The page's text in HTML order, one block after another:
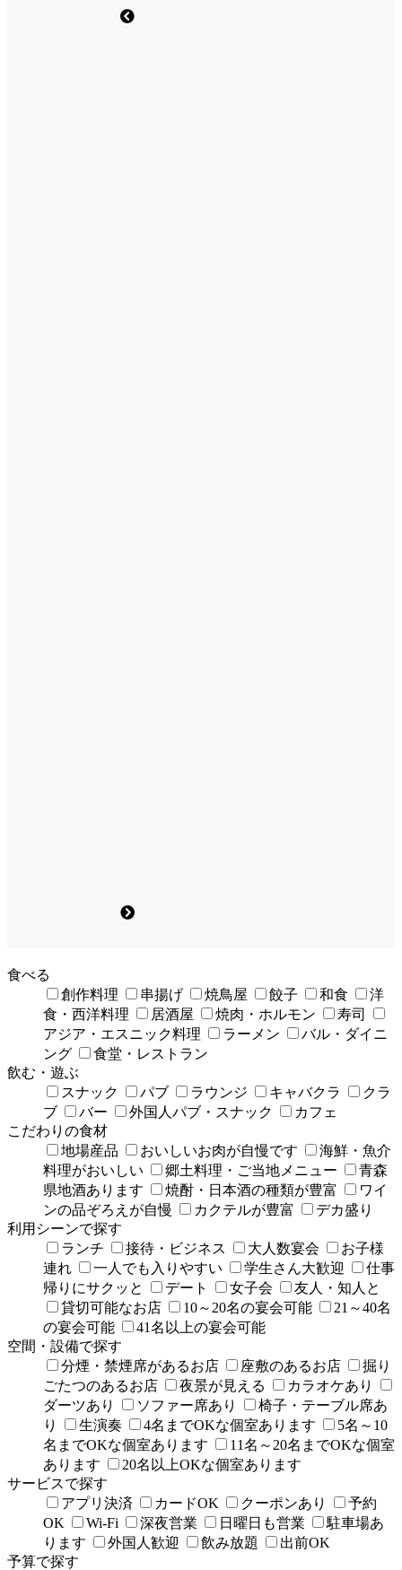
食べる
創作料理
串揚げ 焼鳥屋 餃子 和食
洋
食・西洋料理
居酒屋 焼肉・ホルモン
寿司
アジア・エスニック料理
ラーメン
バル・ダイニ
ング
食堂・レストラン
飲む・遊ぶ
スナック
パブ ラウンジ キャバクラ
クラ
ブ
バー 外国人パブ・スナック
カフェ
こだわりの食材
地場産品
おいしいお肉が自慢です
海鮮・魚介
料理がおいしい
郷土料理・ご当地メニュー
青森
県地酒あります
焼酎・日本酒の種類が豊富
ワイ
ンの品ぞろえが自慢
カクテルが豊富
デカ盛り
利用シーンで探す
ランチ
接待・ビジネス 大人数宴会
お子様
連れ
一人でも入りやすい 学生さん大歓迎
仕事
帰りにサクッと
デート 女子会
友人・知人と
貸切可能なお店
10～20名の宴会可能
21～40名
の宴会可能
41名以上の宴会可能
空間・設備で探す
分煙・禁煙席があるお店
座敷のあるお店
掘り
ごたつのあるお店
夜景が見える
カラオケあり
ダーツあり
ソファー席あり
椅子・テーブル席あ
り
生演奏 4名までOKな個室あります
5名～10
名までOKな個室あります
11名～20名までOKな個室
あります
20名以上OKな個室あります
サービスで探す
アプリ決済
カードOK クーポンあり
予約
OK
Wi-Fi 深夜営業 日曜日も営業
駐車場あ
ります
外国人歓迎 飲み放題
出前OK
予算で探す